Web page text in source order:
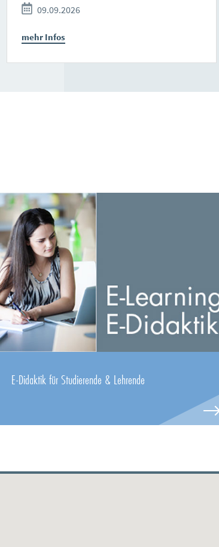
09.09.2026
mehr Infos
E-Didaktik für Studierende & Lehrende